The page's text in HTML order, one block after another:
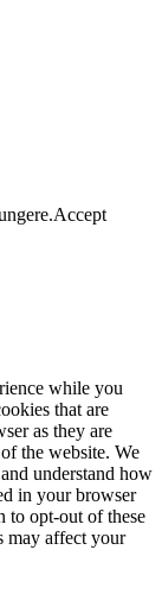
Accept
while you
that are
as they are
the website. We
understand how
in your browser
to opt-out of these
may affect your